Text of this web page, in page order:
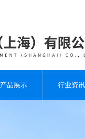
产品展示 行业资讯